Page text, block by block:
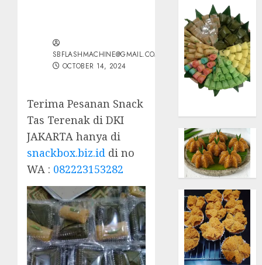
SBFLASHMACHINE@GMAIL.COM
OCTOBER 14, 2024
Terima Pesanan Snack
Tas Terenak di DKI
JAKARTA hanya di
snackbox.biz.id di no
WA : 082223153282